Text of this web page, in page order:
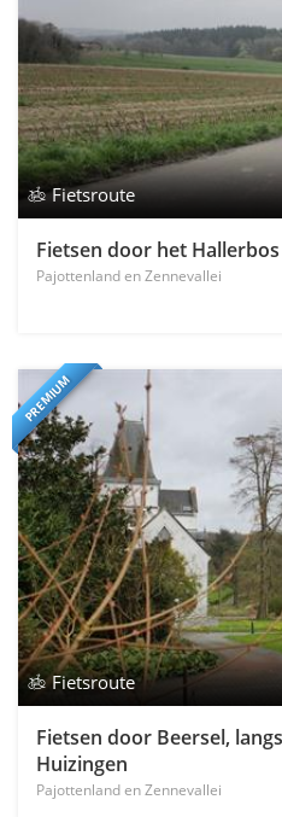
Fietsroute
Fietsen door het Hallerbos
Pajottenland en Zennevallei
PREMIUM
Fietsroute
Fietsen door Beersel,
Huizingen
Pajottenland en Zennevallei